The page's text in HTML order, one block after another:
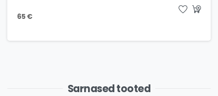
65 €
Sarnased tooted